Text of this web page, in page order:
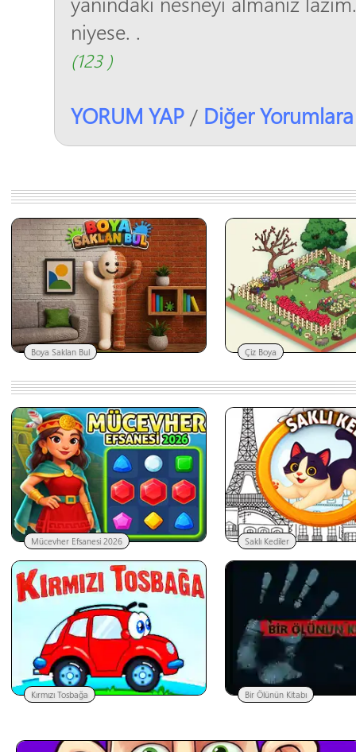
niyese. .
(123 )
YORUM YAP / Diğer
Boya Saklan Bul Çiz Boya
Mücevher Efsanesi 2026 Saklı Kediler
Kırmızı Tosbağa Bir Ölünün Kitabı